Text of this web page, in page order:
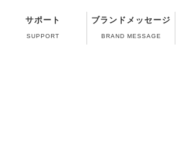
サポート
SUPPORT
ブランドメッセージ
BRAND MESSAGE